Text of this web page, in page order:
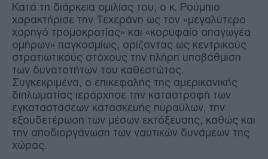
Κατά τη διάρκεια ομιλίας του, ο κ. Ρούμπιο
χαρακτήρισε την Τεχεράνη ως τον «μεγαλύτερο
χορηγό τρομοκρατίας» και «κορυφαίο απαγωγέα
ομήρων» παγκοσμίως, ορίζοντας ως κεντρικούς
στρατιωτικούς στόχους την πλήρη υποβάθμιση
των δυνατοτήτων του καθεστώτος.
Συγκεκριμένα, ο επικεφαλής της αμερικανικής
διπλωματίας ιεράρχησε την καταστροφή των
εγκαταστάσεων κατασκευής πυραύλων, την
εξουδετέρωση των μέσων εκτόξευσης, καθώς και
την αποδιοργάνωση των ναυτικών δυνάμεων της
χώρας.